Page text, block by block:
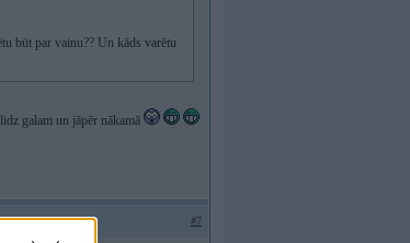
būt par vainu?? Un kāds varētu
galam un jāpēr nākamā
#7